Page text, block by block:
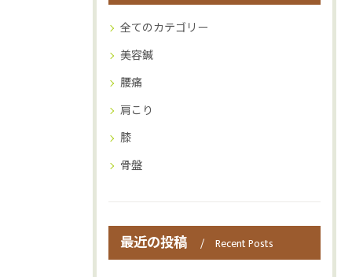
全てのカテゴリー
美容鍼
腰痛
肩こり
膝
骨盤
最近の投稿 Recent Posts